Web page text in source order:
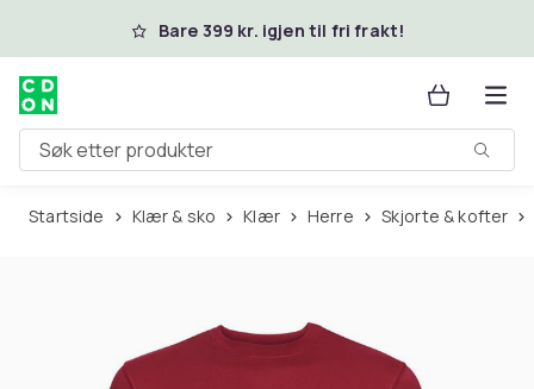
Hopp til hovedinnholdBare 399 kr. igjen til fri frakt!
Søk etter produkter
Startside Klær & sko Klær Herre Skjorte & kofter